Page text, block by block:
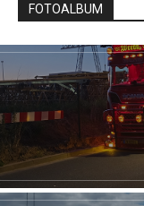
FOTOALBUM